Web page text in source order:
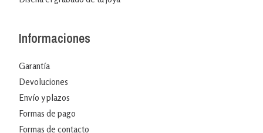
Informaciones
Garantía
Devoluciones
Envío y plazos
Formas de pago
Formas de contacto